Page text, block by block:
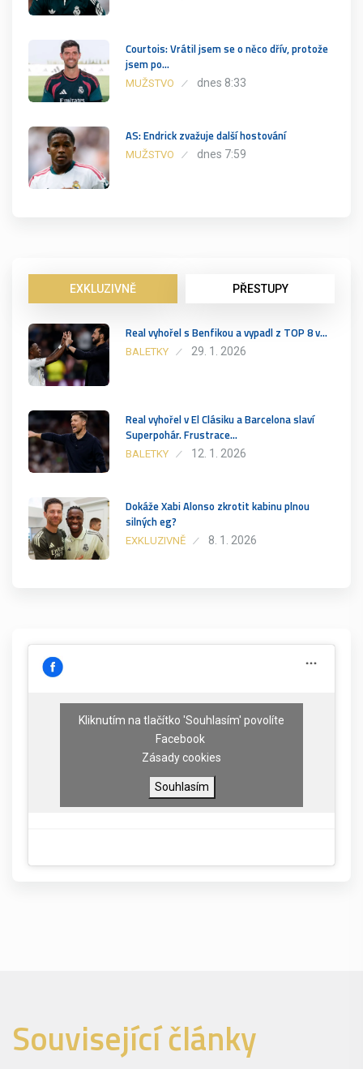
Courtois: Vrátil jsem se o něco dřív, protože
jsem po…
MUŽSTVO dnes 8:33
AS: Endrick zvažuje další hostování
MUŽSTVO dnes 7:59
EXKLUZIVNĚ PŘESTUPY
Real vyhořel s Benfikou a vypadl z TOP 8 v…
BALETKY 29. 1. 2026
Real vyhořel v El Clásiku a Barcelona slaví
Superpohár. Frustrace…
BALETKY 12. 1. 2026
Dokáže Xabi Alonso zkrotit kabinu plnou
silných eg?
EXKLUZIVNĚ 8. 1. 2026
Kliknutím na tlačítko 'Souhlasím' povolíte
Facebook
Zásady cookies
Souhlasím
Související články